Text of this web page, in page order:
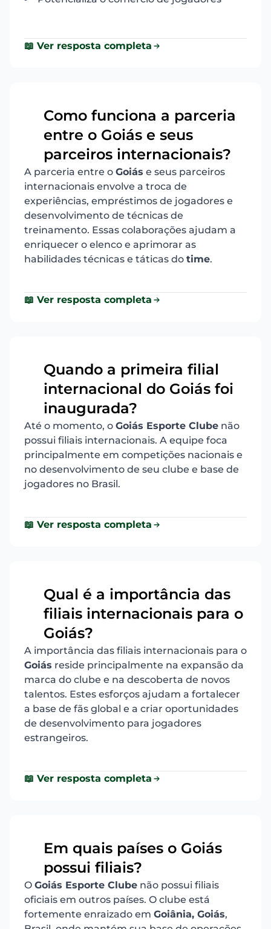
📖 Ver resposta completa
Como funciona a parceria
entre o Goiás e seus
parceiros internacionais?
A parceria entre o Goiás e seus parceiros
internacionais envolve a troca de
experiências, empréstimos de jogadores e
desenvolvimento de técnicas de
treinamento. Essas colaborações ajudam a
enriquecer o elenco e aprimorar as
habilidades técnicas e táticas do time.
📖 Ver resposta completa
Quando a primeira filial
internacional do Goiás foi
inaugurada?
Até o momento, o Goiás Esporte Clube não
possui filiais internacionais. A equipe foca
principalmente em competições nacionais e
no desenvolvimento de seu clube e base de
jogadores no Brasil.
📖 Ver resposta completa
Qual é a importância das
filiais internacionais para o
Goiás?
A importância das filiais internacionais para o
Goiás reside principalmente na expansão da
marca do clube e na descoberta de novos
talentos. Estes esforços ajudam a fortalecer
a base de fãs global e a criar oportunidades
de desenvolvimento para jogadores
estrangeiros.
📖 Ver resposta completa
Em quais países o Goiás
possui filiais?
O Goiás Esporte Clube não possui filiais
oficiais em outros países. O clube está
fortemente enraizado em Goiânia, Goiás,